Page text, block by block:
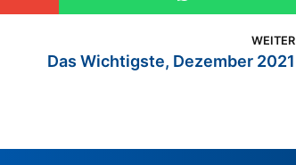
WEITER
Das Wichtigste, Dezember 2021